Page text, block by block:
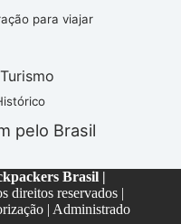
para viajar
Turismo
pelo Brasil
Brasil |
direitos reservados |
| Administrado